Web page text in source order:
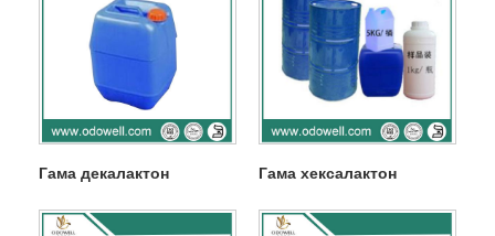
Гама декалактон Гама хексалактон